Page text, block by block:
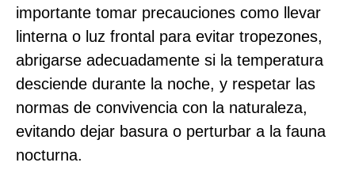
importante tomar precauciones como llevar
linterna o luz frontal para evitar tropezones,
abrigarse adecuadamente si la temperatura
desciende durante la noche, y respetar las
normas de convivencia con la naturaleza,
evitando dejar basura o perturbar a la fauna
nocturna.